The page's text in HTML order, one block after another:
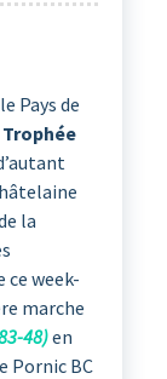
Pays de
Trophée
la
week-
marche
48)en
Pornic BC